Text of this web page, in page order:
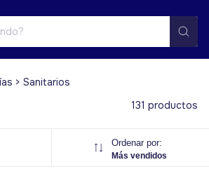
> Sanitarios
131 productos
Ordenar por:
Más vendidos